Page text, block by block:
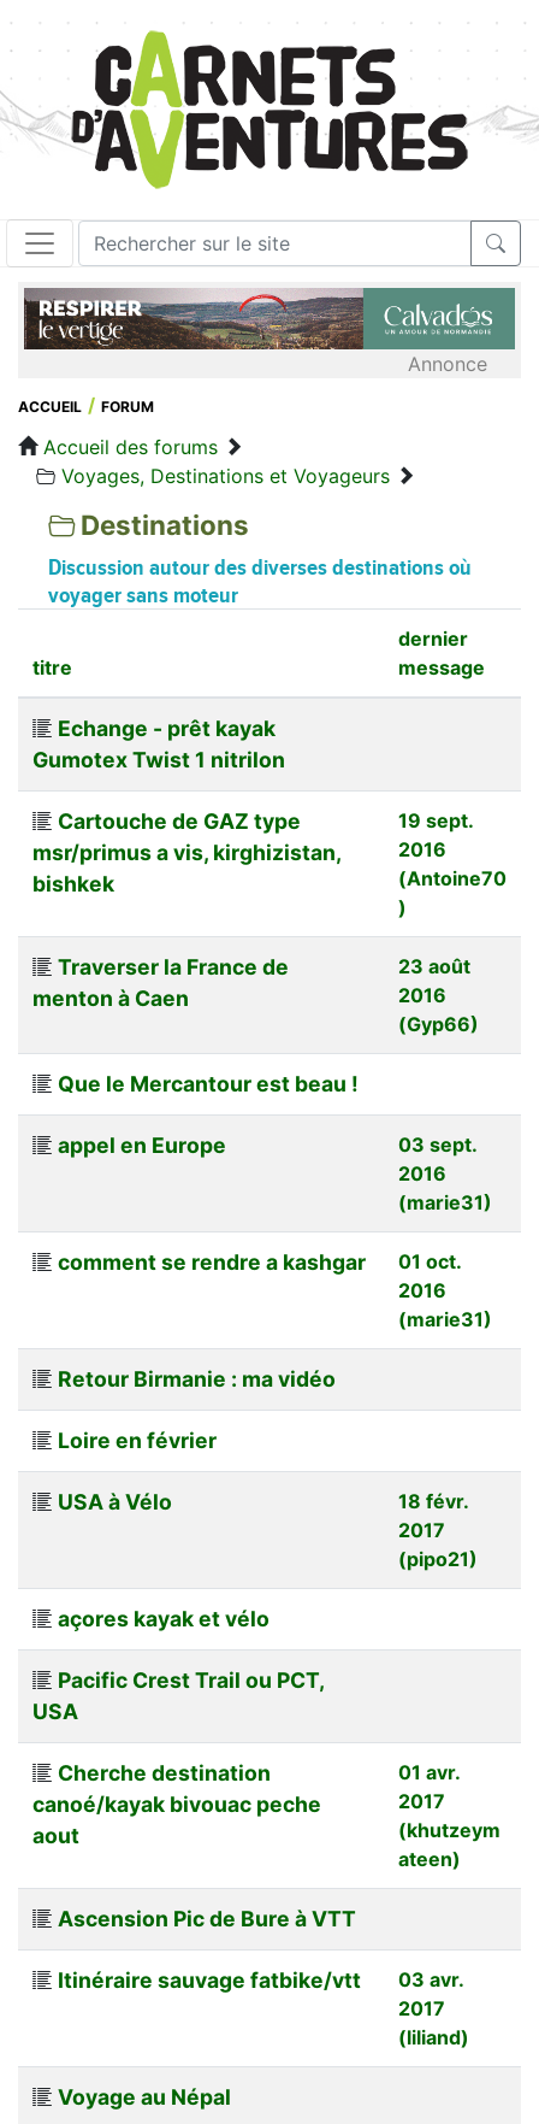
Annonce
ACCUEIL FORUM
Accueil des forums
Voyages, Destinations et Voyageurs
Destinations
Discussion autour des diverses destinations où
voyager sans moteur
titre
dernier
message
Echange - prêt kayak
Gumotex Twist 1 nitrilon
Cartouche de GAZ type
msr/primus a vis, kirghizistan,
bishkek
19 sept.
2016
(Antoine70
)
Traverser la France de
menton à Caen
23 août
2016
(Gyp66)
Que le Mercantour est beau !
appel en Europe
03 sept.
2016
(marie31)
comment se rendre a kashgar
01 oct.
2016
(marie31)
Retour Birmanie : ma vidéo
Loire en février
USA à Vélo
18 févr.
2017
(pipo21)
açores kayak et vélo
Pacific Crest Trail ou PCT,
USA
Cherche destination
canoé/kayak bivouac peche
aout
01 avr.
2017
(khutzeym
ateen)
Ascension Pic de Bure à VTT
Itinéraire sauvage fatbike/vtt
03 avr.
2017
(liliand)
Voyage au Népal